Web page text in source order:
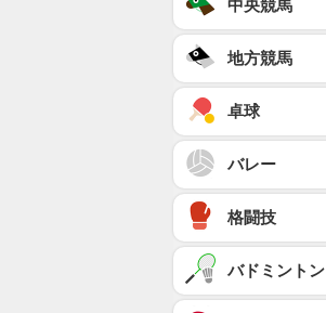
中央競馬
地方競馬
卓球
バレー
格闘技
バドミントン